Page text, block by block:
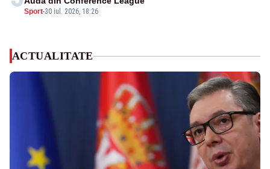
Sport-30 iul. 2026, 18:26
ACTUALITATE